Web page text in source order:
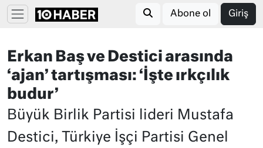
Abone ol Giriş
Erkan Baş ve Destici arasında
‘ajan’ tartışması: ‘İşte ırkçılık
budur’
Büyük Birlik Partisi lideri Mustafa
Destici, Türkiye İşçi Partisi Genel